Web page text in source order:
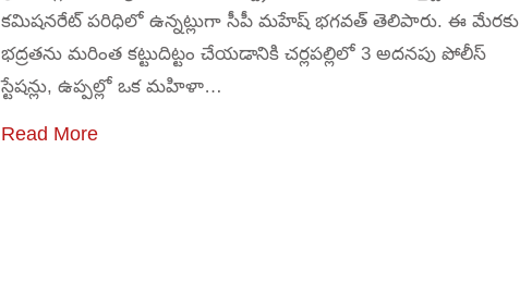
కమిషనరేట్ పరిధిలో ఉన్నట్లుగా సీపీ మహేష్ భగవత్ తెలిపారు. ఈ మేరకు
భద్రతను మరింత కట్టుదిట్టం చేయడానికి చర్లపల్లిలో 3 అదనపు పోలీస్
స్టేషన్లు, ఉప్పల్లో ఒక మహిళా…
Read More